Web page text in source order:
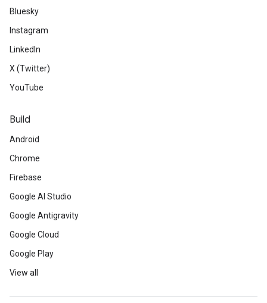
Bluesky
Instagram
LinkedIn
X (Twitter)
YouTube
Build
Android
Chrome
Firebase
Google AI Studio
Google Antigravity
Google Cloud
Google Play
View all